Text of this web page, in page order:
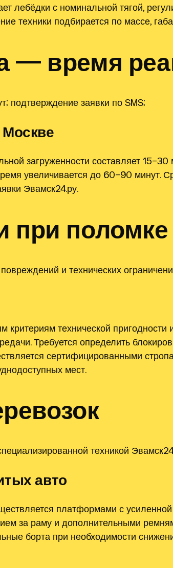
лебёдки с номинальной тягой,
техники подбирается по массе,
— время
подтверждение заявки по SMS;
Москве
загруженности составляет
увеличивается до 60–90 минут.
Эвамск24.ру.
при поломке
и технических
технической пригодности
Требуется определить
сертифицированными
мест.
техникой
авто
платформами с
за раму и дополнительными
борта при необходимости